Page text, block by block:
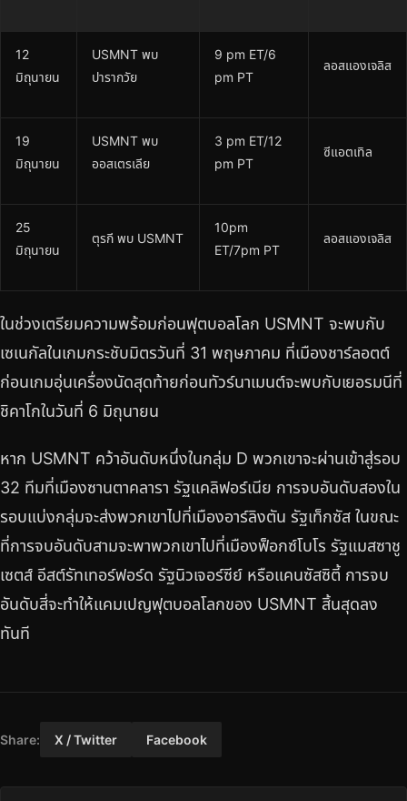
12
มิถุนายน
USMNT พบ
ปารากวัย
9 pm ET/6
pm PT
ลอสแองเจลิส
19
มิถุนายน
USMNT พบ
ออสเตรเลีย
3 pm ET/12
pm PT
ซีแอตเทิล
25
มิถุนายน
ตุรกี พบ USMNT
10pm
ET/7pm PT
ลอสแองเจลิส
ในช่วงเตรียมความพร้อมก่อนฟุตบอลโลก USMNT จะพบกับ
เซเนกัลในเกมกระชับมิตรวันที่ 31 พฤษภาคม ที่เมืองชาร์ลอตต์
ก่อนเกมอุ่นเครื่องนัดสุดท้ายก่อนทัวร์นาเมนต์จะพบกับเยอรมนีที่
ชิคาโกในวันที่ 6 มิถุนายน
หาก USMNT คว้าอันดับหนึ่งในกลุ่ม D พวกเขาจะผ่านเข้าสู่รอบ
32 ทีมที่เมืองซานตาคลารา รัฐแคลิฟอร์เนีย การจบอันดับสองใน
รอบแบ่งกลุ่มจะส่งพวกเขาไปที่เมืองอาร์ลิงตัน รัฐเท็กซัส ในขณะ
ที่การจบอันดับสามจะพาพวกเขาไปที่เมืองฟ็อกซ์โบโร รัฐแมสซาชู
เซตส์ อีสต์รัทเทอร์ฟอร์ด รัฐนิวเจอร์ซีย์ หรือแคนซัสซิตี้ การจบ
อันดับสี่จะทำให้แคมเปญฟุตบอลโลกของ USMNT สิ้นสุดลง
ทันที
Share: X / Twitter Facebook